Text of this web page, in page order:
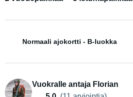
Normaali ajokortti - B-luokka
Vuokralle antaja Florian